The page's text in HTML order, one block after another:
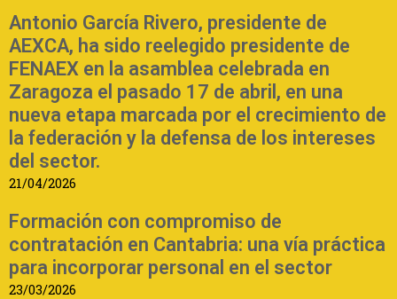
Antonio García Rivero, presidente de
AEXCA, ha sido reelegido presidente de
FENAEX en la asamblea celebrada en
Zaragoza el pasado 17 de abril, en una
nueva etapa marcada por el crecimiento de
la federación y la defensa de los intereses
del sector.
21/04/2026
Formación con compromiso de
contratación en Cantabria: una vía práctica
para incorporar personal en el sector
23/03/2026